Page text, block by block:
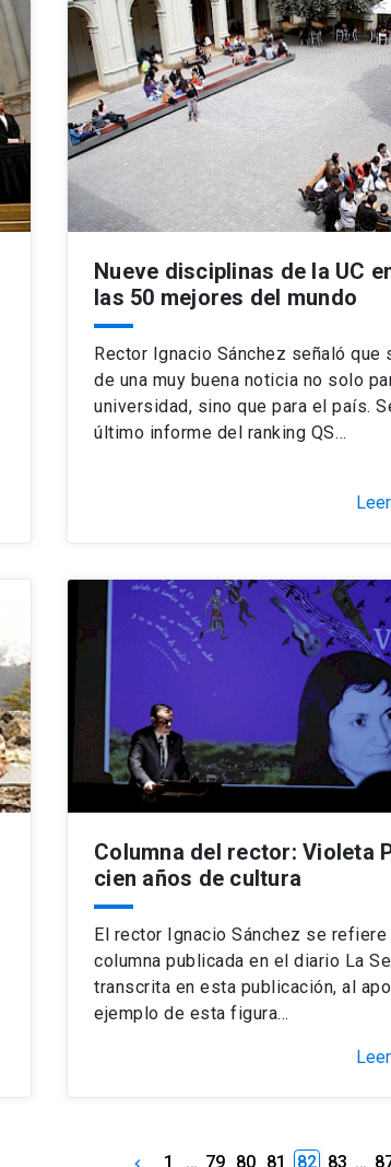
Nueve disciplinas de la UC
las 50 mejores del mundo
Rector Ignacio Sánchez señaló que
de una muy buena noticia no solo
universidad, sino que para el país.
último informe del ranking QS…
Columna del rector: Violeta
cien años de cultura
El rector Ignacio Sánchez se
columna publicada en el diario La
transcrita en esta publicación, al
ejemplo de esta figura…
1 … 79 80 81 82 83 …